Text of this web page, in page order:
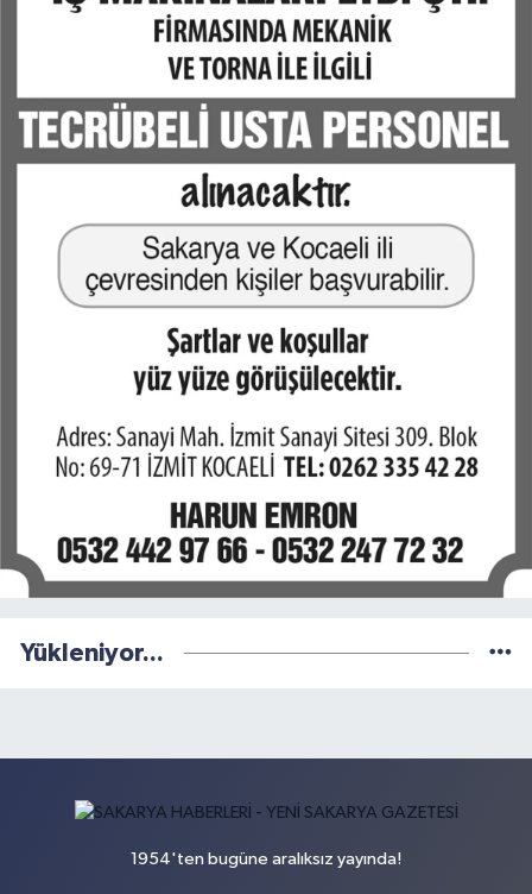
Yükleniyor...
1954'ten bugüne aralıksız yayında!